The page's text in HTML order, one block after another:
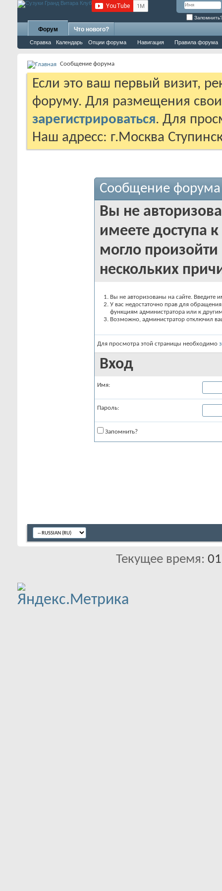
Форум
Справка Календарь Опции форума Навигация Правила форума
Что нового?
Сообщение форума
Если это ваш первый визит,
форуму. Для размещения
зарегистрироваться. Для
Наш адресс: г.Москва
Сообщение форума
Вы не
имеете доступа
могло
нескольких
Вы не авторизованы на сайте. Введите
У вас недостаточно прав для
функциям администратора или к
Возможно, администратор отключил
Для просмотра этой страницы необходимо
Вход
Имя:
Пароль:
Запомнить?
Текущее время: